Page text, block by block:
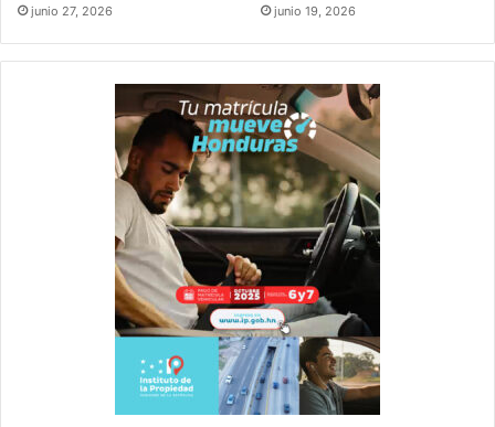
junio 27, 2026 junio 19, 2026